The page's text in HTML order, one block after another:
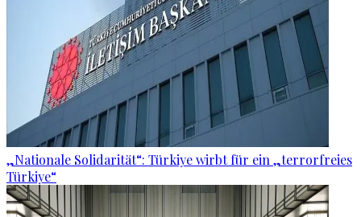
„Nationale Solidarität“: Türkiye wirbt für ein „terrorfreies
Türkiye“